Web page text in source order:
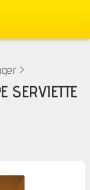
>
SERVIETTE